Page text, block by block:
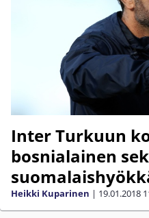
Inter Turkuun
bosnialainen
Heikki Kuparinen | 19.01.2018